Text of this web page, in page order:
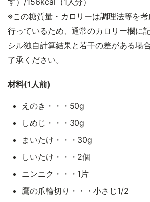
す）/156kcal（1人分）
※この糖質量・カロリーは調理法等を
行っているため、通常のカロリー欄に
シル独自計算結果と若干の差がある場
了承ください。
材料(1人前)
えのき・・・50g
しめじ・・・30g
まいたけ・・・30g
しいたけ・・・2個
ニンニク・・・1片
鷹の爪輪切り・・・小さじ1/2